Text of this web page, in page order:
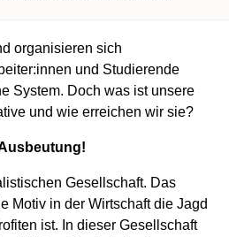
organisieren sich
und Studierende
System. Doch was ist unsere
und wie erreichen wir sie?
Gesellschaft. Das
Motiv in der Wirtschaft die Jagd
ist. In dieser Gesellschaft